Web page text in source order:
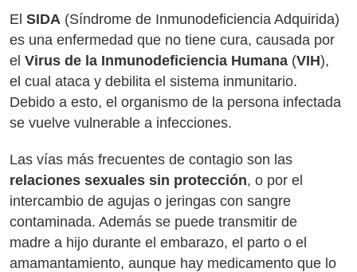
El SIDA (Síndrome de Inmunodeficiencia Adquirida)
es una enfermedad que no tiene cura, causada por
el Virus de la Inmunodeficiencia Humana (VIH),
el cual ataca y debilita el sistema inmunitario.
Debido a esto, el organismo de la persona infectada
se vuelve vulnerable a infecciones.
Las vías más frecuentes de contagio son las
relaciones sexuales sin protección, o por el
intercambio de agujas o jeringas con sangre
contaminada. Además se puede transmitir de
madre a hijo durante el embarazo, el parto o el
amamantamiento, aunque hay medicamento que lo